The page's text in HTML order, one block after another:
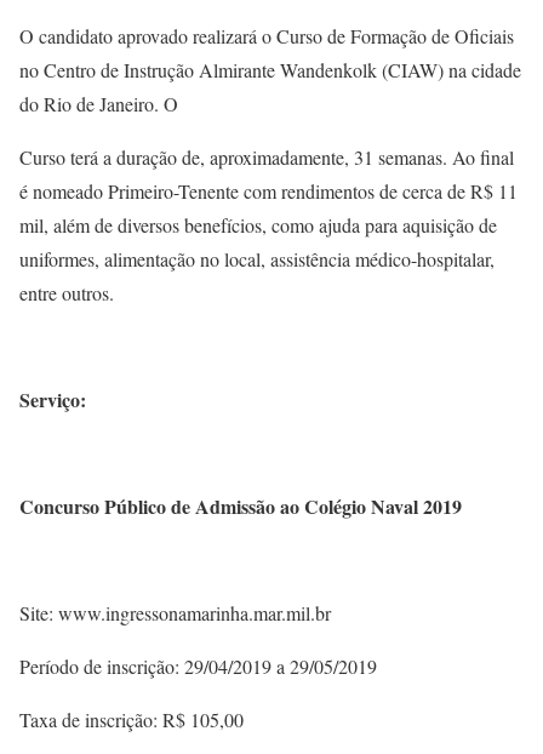
O candidato aprovado realizará o Curso de Formação de Oficiais
no Centro de Instrução Almirante Wandenkolk (CIAW) na cidade
do Rio de Janeiro. O
Curso terá a duração de, aproximadamente, 31 semanas. Ao final
é nomeado Primeiro-Tenente com rendimentos de cerca de R$ 11
mil, além de diversos benefícios, como ajuda para aquisição de
uniformes, alimentação no local, assistência médico-hospitalar,
entre outros.
Serviço:
Concurso Público de Admissão ao Colégio Naval 2019
Site: www.ingressonamarinha.mar.mil.br
Período de inscrição: 29/04/2019 a 29/05/2019
Taxa de inscrição: R$ 105,00